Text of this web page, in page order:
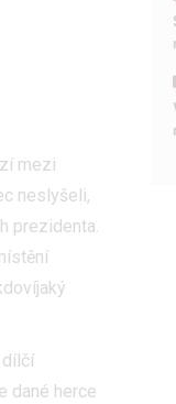
mezi
neslyšeli,
prezidenta.
dílčí
dané herce